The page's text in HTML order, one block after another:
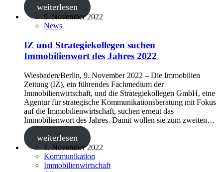
weiterlesen
9. November 2022
News
IZ und Strategiekollegen suchen
Immobilienwort des Jahres 2022
Wiesbaden/Berlin, 9. November 2022 ‒ Die Immobilien
Zeitung (IZ), ein führendes Fachmedium der
Immobilienwirtschaft, und die Strategiekollegen GmbH, eine
Agentur für strategische Kommunikationsberatung mit Fokus
auf die Immobilienwirtschaft, suchen erneut das
Immobilienwort des Jahres. Damit wollen sie zum zweiten…
weiterlesen
1. November 2022
Kommunikation
Immobilienwirtschaft